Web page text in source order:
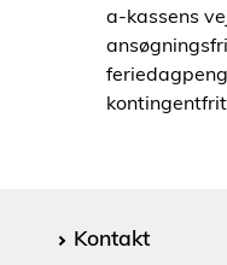
a-kassens
Kontakt